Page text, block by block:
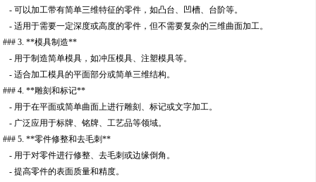
- 可以加工带有简单三维特征的零件，如凸台、凹槽、台阶等。
- 适用于需要一定深度或高度的零件，但不需要复杂的三维曲面加工。
### 3. **模具制造**
- 用于制造简单模具，如冲压模具、注塑模具等。
- 适合加工模具的平面部分或简单三维结构。
### 4. **雕刻和标记**
- 用于在平面或简单曲面上进行雕刻、标记或文字加工。
- 广泛应用于标牌、铭牌、工艺品等领域。
### 5. **零件修整和去毛刺**
- 用于对零件进行修整、去毛刺或边缘倒角。
- 提高零件的表面质量和精度。